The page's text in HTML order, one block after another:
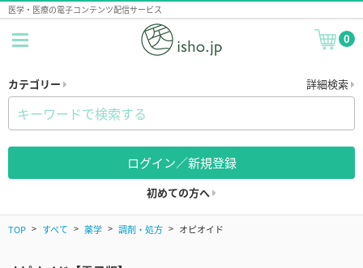
医学・医療の電子コンテンツ配信サービス
0
カテゴリー 詳細検索
ログイン／新規登録
初めての方へ
TOP すべて 薬学 調剤・処方 オピオイド